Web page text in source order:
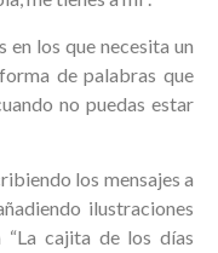
en los que necesita un
de palabras que
no puedas estar
los mensajes a
ilustraciones
“La cajita de los días